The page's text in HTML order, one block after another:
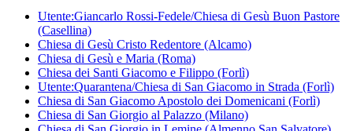
Utente:Giancarlo Rossi-Fedele/Chiesa di Gesù Buon Pastore
(Casellina)
Chiesa di Gesù Cristo Redentore (Alcamo)
Chiesa di Gesù e Maria (Roma)
Chiesa dei Santi Giacomo e Filippo (Forlì)
Utente:Quarantena/Chiesa di San Giacomo in Strada (Forlì)
Chiesa di San Giacomo Apostolo dei Domenicani (Forlì)
Chiesa di San Giorgio al Palazzo (Milano)